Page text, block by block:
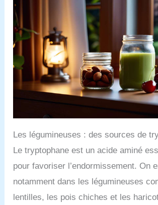
Les légumineuses : des sources de
Le tryptophane est un acide aminé
pour favoriser l’endormissement. On
notamment dans les légumineuses
lentilles, les pois chiches et les